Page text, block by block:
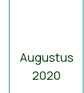
Augustus
2020